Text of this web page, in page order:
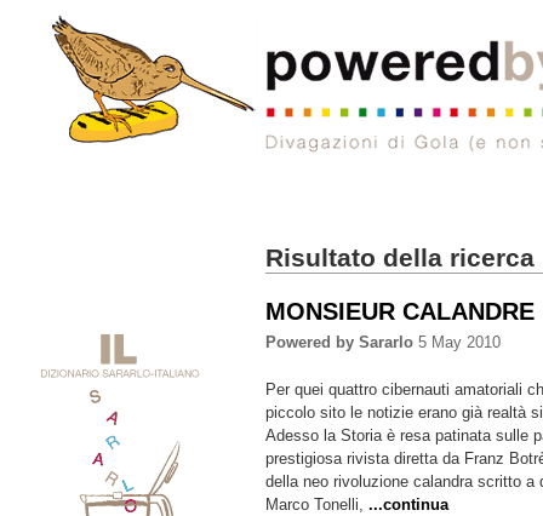
Risultato della ricerca
MONSIEUR CALANDRE
Powered by Sararlo 5 May 2010
Per quei quattro cibernauti amatoriali
piccolo sito le notizie erano già realtà
Adesso la Storia è resa patinata sulle
prestigiosa rivista diretta da Franz
della neo rivoluzione calandra scritto a
Marco Tonelli,...continua